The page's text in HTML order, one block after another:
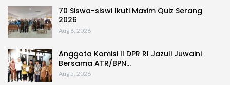
70 Siswa-siswi Ikuti Maxim Quiz Serang
2026
Aug 6, 2026
Anggota Komisi II DPR RI Jazuli Juwaini
Bersama ATR/BPN…
Aug 5, 2026